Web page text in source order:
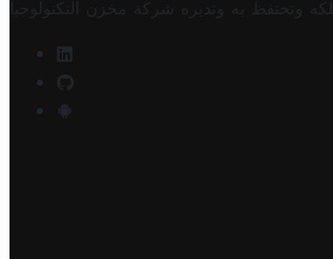
وتحتفظ به وتديره شركة مخزن التكنولوجيا